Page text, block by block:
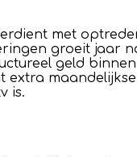
met
groeit jaar
geld
is.